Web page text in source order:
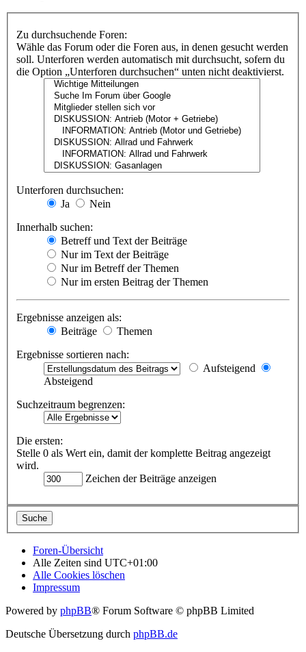
Zu durchsuchende Foren:
Wähle das Forum oder die Foren aus, in denen gesucht werden
soll. Unterforen werden automatisch mit durchsucht, sofern du
die Option „Unterforen durchsuchen“ unten nicht deaktivierst.
Unterforen durchsuchen:
Ja
Nein
Innerhalb suchen:
Betreff und Text der Beiträge
Nur im Text der Beiträge
Nur im Betreff der Themen
Nur im ersten Beitrag der Themen
Ergebnisse anzeigen als:
Beiträge
Themen
Ergebnisse sortieren nach:
Aufsteigend
Absteigend
Suchzeitraum begrenzen:
Die ersten:
Stelle 0 als Wert ein, damit der komplette Beitrag angezeigt
wird.
Zeichen der Beiträge anzeigen
Foren-Übersicht
Alle Zeiten sind UTC+01:00
Alle Cookies löschen
Impressum
Powered by phpBB® Forum Software © phpBB Limited
Deutsche Übersetzung durch phpBB.de